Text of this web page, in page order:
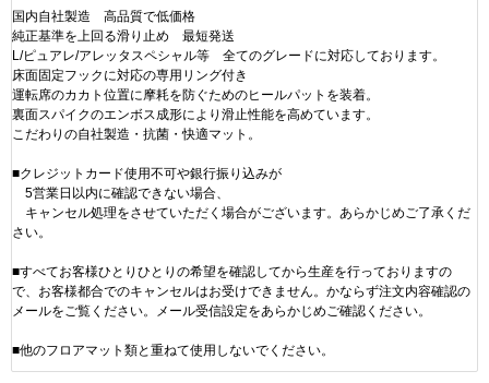
国内自社製造 高品質で低価格
純正基準を上回る滑り止め 最短発送
L/ピュアレ/アレッタスペシャル等 全てのグレードに対応しております。
床面固定フックに対応の専用リング付き
運転席のカカト位置に摩耗を防ぐためのヒールパットを装着。
裏面スパイクのエンボス成形により滑止性能を高めています。
こだわりの自社製造・抗菌・快適マット。
■クレジットカード使用不可や銀行振り込みが
5営業日以内に確認できない場合、
キャンセル処理をさせていただく場合がございます。あらかじめご了承くだ
さい。
■すべてお客様ひとりひとりの希望を確認してから生産を行っておりますの
で、お客様都合でのキャンセルはお受けできません。かならず注文内容確認の
メールをご覧ください。メール受信設定をあらかじめご確認ください。
■他のフロアマット類と重ねて使用しないでください。